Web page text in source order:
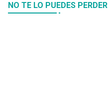
NO TE LO PUEDES PERDER